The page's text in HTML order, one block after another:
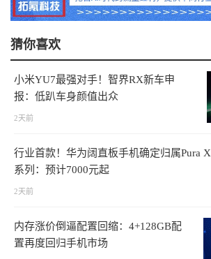
猜你喜欢
小米YU7最强对手！智界RX新车申
报：低趴车身颜值出众
2天前
行业首款！华为阔直板手机确定归属Pura X
系列：预计7000元起
2天前
内存涨价倒逼配置回缩：4+128GB配
置再度回归手机市场